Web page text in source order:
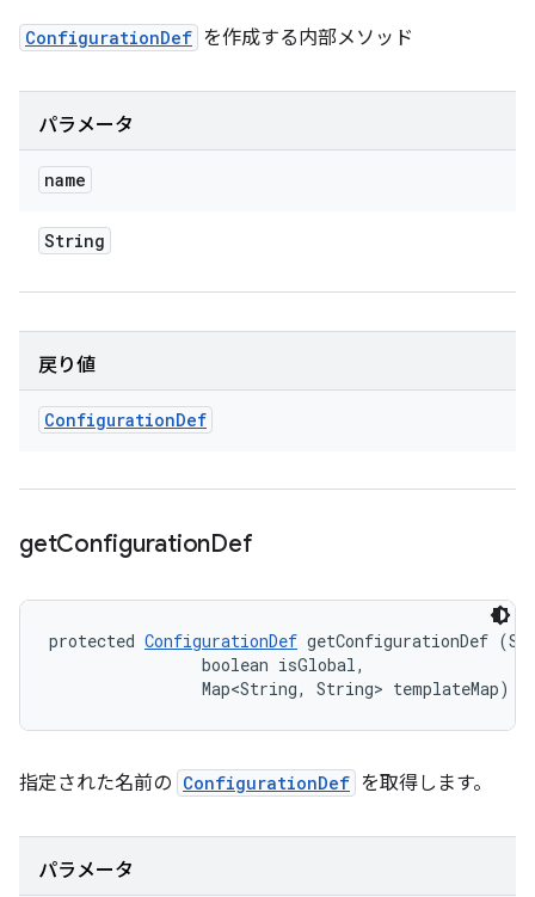
ConfigurationDef を作成する内部メソッド
パラメータ
name
String
戻り値
ConfigurationDef
getConfigurationDef
protected ConfigurationDef getConfigurationDef
                boolean isGlobal,
                Map<String, String> templateMap)
指定された名前の ConfigurationDef を取得します。
パラメータ